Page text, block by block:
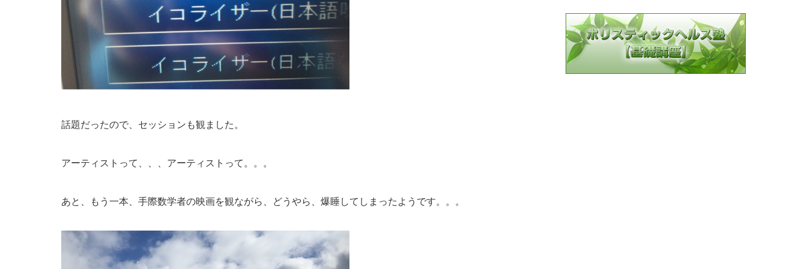
話題だったので、セッションも観ました。
アーティストって、、、アーティストって。。。
あと、もう一本、手際数学者の映画を観ながら、どうやら、爆睡してしまったようです。。。